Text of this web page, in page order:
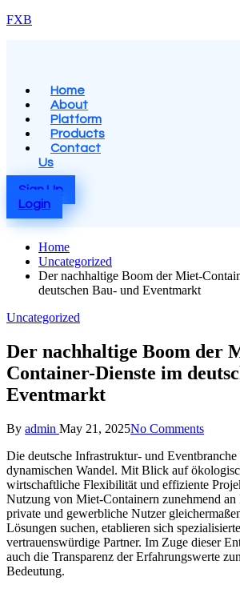
Skip
FXB
Menu
Home
About
Platform
Products
Contact
Us
Sign Up
Login
Home
Uncategorized
Der nachhaltige Boom der Miet-
deutschen Bau- und Eventmarkt
Posted
Uncategorized
Der nachhaltige Boom der
Container-Dienste im
Eventmarkt
Posted
By admin May 21, 2025No Comments
Die deutsche Infrastruktur- und
dynamischen Wandel. Mit Blick auf
wirtschaftliche Flexibilität und effiziente
Nutzung von Miet-Containern zunehmend an
private und gewerbliche Nutzer
Lösungen suchen, etablieren sich
vertrauenswürdige Partner. Im Zuge dieser
auch die Transparenz der Erfahrungswerte
Bedeutung.